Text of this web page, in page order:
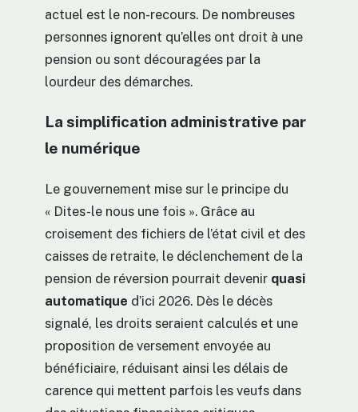
actuel est le non-recours. De nombreuses
personnes ignorent qu’elles ont droit à une
pension ou sont découragées par la
lourdeur des démarches.
La simplification administrative par
le numérique
Le gouvernement mise sur le principe du
« Dites-le nous une fois ». Grâce au
croisement des fichiers de l’état civil et des
caisses de retraite, le déclenchement de la
pension de réversion pourrait devenir quasi
automatique d’ici 2026. Dès le décès
signalé, les droits seraient calculés et une
proposition de versement envoyée au
bénéficiaire, réduisant ainsi les délais de
carence qui mettent parfois les veufs dans